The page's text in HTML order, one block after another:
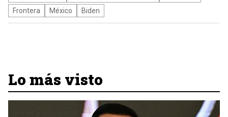
Frontera
México Biden
Lo más visto